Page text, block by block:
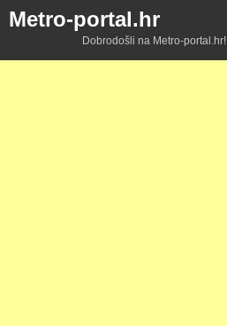
Metro-portal.hr
Dobrodošli na Metro-portal.hr!